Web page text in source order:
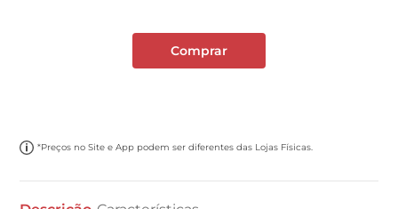
Comprar
*Preços no Site e App podem ser diferentes das Lojas Físicas.